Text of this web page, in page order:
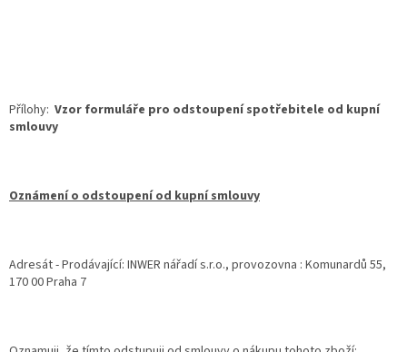
Přílohy: Vzor formuláře pro odstoupení spotřebitele od kupní
smlouvy
Oznámení o odstoupení od kupní smlouvy
Adresát - Prodávající: INWER nářadí s.r.o., provozovna : Komunardů 55,
170 00 Praha 7